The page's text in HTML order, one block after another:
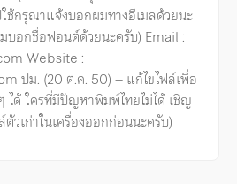
ช้กรุณาแจ้งบอกผมทางอีเมลด้วยนะ
อกชื่อฟอนต์ด้วยนะครับ) Email :
Website :
ปม. (20 ต.ค. 50) – แก้ไขไฟล์เพื่อ
ได้ ใครที่มีปัญหาพิมพ์ไทยไม่ได้ เชิญ
วเก่าในเครื่องออกก่อนนะครับ)